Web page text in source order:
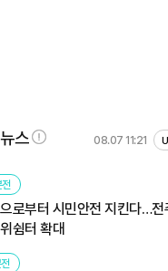
스 08.07 11:21
로부터 시민안전 지킨다…전
쉼터 확대